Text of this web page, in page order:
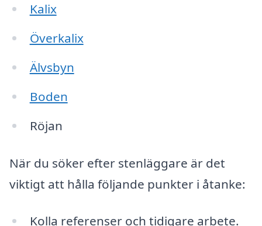
Kalix
Överkalix
Älvsbyn
Boden
Röjan
När du söker efter stenläggare är det
viktigt att hålla följande punkter i åtanke:
Kolla referenser och tidigare arbete.